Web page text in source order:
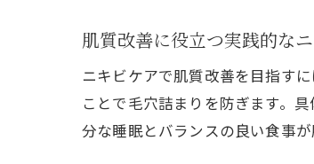
肌質改善に役立つ実践的な
ニキビケアで肌質改善を目指す
ことで毛穴詰まりを防ぎます。
分な睡眠とバランスの良い食事